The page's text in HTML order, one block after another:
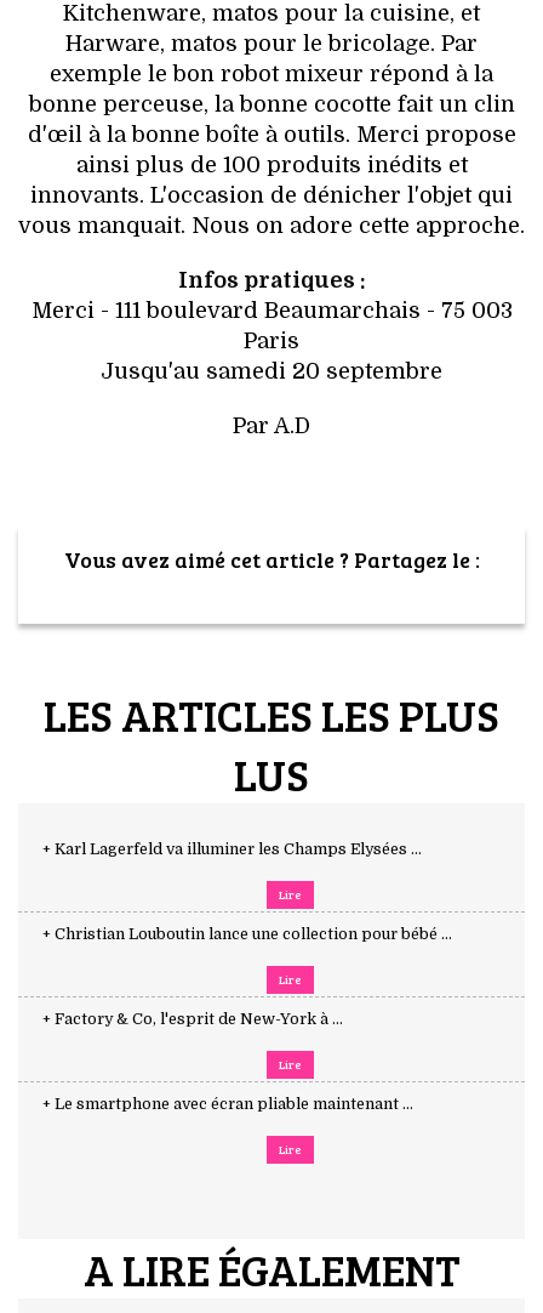
Kitchenware, matos pour la cuisine, et
Harware, matos pour le bricolage. Par
exemple le bon robot mixeur répond à la
bonne perceuse, la bonne cocotte fait un clin
d'œil à la bonne boîte à outils. Merci propose
ainsi plus de 100 produits inédits et
innovants. L'occasion de dénicher l'objet qui
vous manquait. Nous on adore cette approche.
Infos pratiques :
Merci - 111 boulevard Beaumarchais - 75 003
Paris
Jusqu'au samedi 20 septembre
Par A.D
Vous avez aimé cet article ? Partagez le :
LES ARTICLES LES PLUS
LUS
+ Karl Lagerfeld va illuminer les Champs Elysées ...
Lire
+ Christian Louboutin lance une collection pour bébé ...
Lire
+ Factory & Co, l'esprit de New-York à ...
Lire
+ Le smartphone avec écran pliable maintenant ...
Lire
A LIRE ÉGALEMENT